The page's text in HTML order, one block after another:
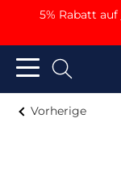
5% Rabatt auf
Vorherige